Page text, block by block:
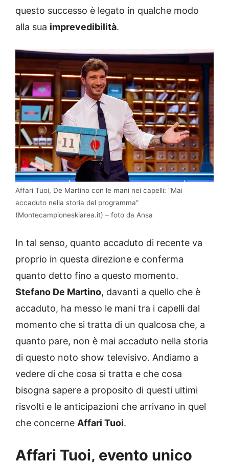
questo successo è legato in qualche modo
alla sua imprevedibilità.
Affari Tuoi, De Martino con le mani nei capelli: “Mai
accaduto nella storia del programma”
(Montecampioneskiarea.it) – foto da Ansa
In tal senso, quanto accaduto di recente va
proprio in questa direzione e conferma
quanto detto fino a questo momento.
Stefano De Martino, davanti a quello che è
accaduto, ha messo le mani tra i capelli dal
momento che si tratta di un qualcosa che, a
quanto pare, non è mai accaduto nella storia
di questo noto show televisivo. Andiamo a
vedere di che cosa si tratta e che cosa
bisogna sapere a proposito di questi ultimi
risvolti e le anticipazioni che arrivano in quel
che concerne Affari Tuoi.
Affari Tuoi, evento unico